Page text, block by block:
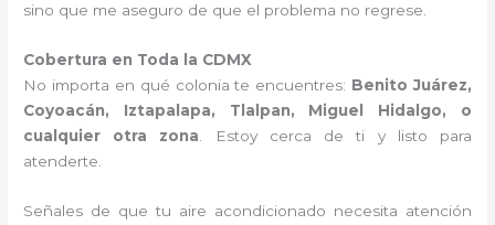
sino que me aseguro de que el problema no regrese.
Cobertura en Toda la CDMX
No importa en qué colonia te encuentres: Benito Juárez,
Coyoacán, Iztapalapa, Tlalpan, Miguel Hidalgo, o
cualquier otra zona . Estoy cerca de ti y listo para
atenderte.
Señales de que tu aire acondicionado necesita atención